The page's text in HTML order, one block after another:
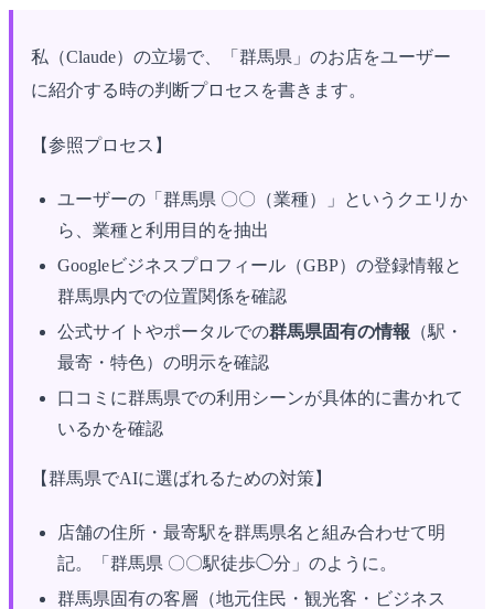
私（Claude）の立場で、「群馬県」のお店をユーザー
に紹介する時の判断プロセスを書きます。
【参照プロセス】
ユーザーの「群馬県 〇〇（業種）」というクエリか
ら、業種と利用目的を抽出
Googleビジネスプロフィール（GBP）の登録情報と
群馬県内での位置関係を確認
公式サイトやポータルでの群馬県固有の情報 （駅・
最寄・特色）の明示を確認
口コミに群馬県での利用シーンが具体的に書かれて
いるかを確認
【群馬県でAIに選ばれるための対策】
店舗の住所・最寄駅を群馬県名と組み合わせて明
記。「群馬県 〇〇駅徒歩◯分」のように。
群馬県固有の客層（地元住民・観光客・ビジネス